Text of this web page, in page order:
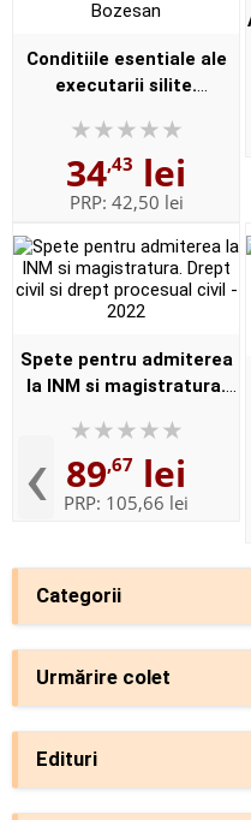
Categorii
Urmărire colet
Edituri
‹
Conditiile esentiale ale
executarii silite.
efectivitatea,
integralitatea si
promptitudinea de Vasile
Boz...
34,43 lei
PRP: 42,50 lei
Spete pentru admiterea
la INM si magistratura.
procesual civil - 2022
89,67 lei
PRP: 105,66 lei